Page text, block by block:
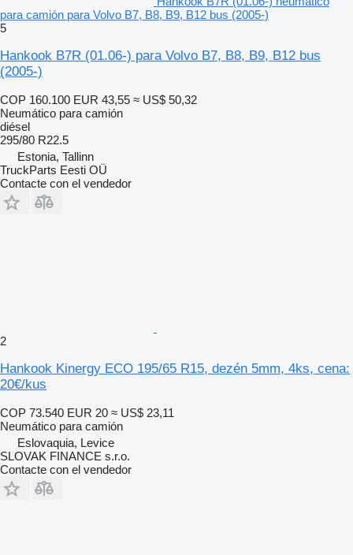
para camión para Volvo B7, B8, B9, B12 bus (2005-)
5
Hankook B7R (01.06-) para Volvo B7, B8, B9, B12 bus
(2005-)
COP 160.100 EUR 43,55 ≈ US$ 50,32
Neumático para camión
diésel
295/80 R22.5
Estonia, Tallinn
TruckParts Eesti OÜ
Contacte con el vendedor
2
Hankook Kinergy ECO 195/65 R15, dezén 5mm, 4ks, cena:
20€/kus
COP 73.540 EUR 20 ≈ US$ 23,11
Neumático para camión
Eslovaquia, Levice
SLOVAK FINANCE s.r.o.
Contacte con el vendedor